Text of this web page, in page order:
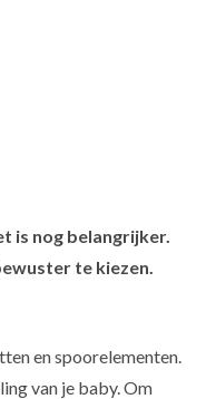
is nog belangrijker.
te kiezen.
en spoorelementen.
van je baby. Om